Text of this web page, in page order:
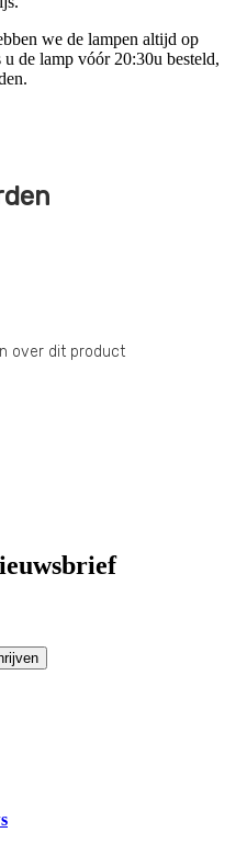
we de lampen altijd op
de lamp vóór 20:30u besteld,
over dit product